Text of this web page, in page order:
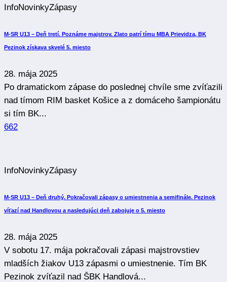
InfoNovinkyZápasy
M-SR U13 – Deň tretí. Poznáme majstrov. Zlato patrí tímu MBA Prievidza, BK
Pezinok získava skvelé 5. miesto
28. mája 2025
Po dramatickom zápase do poslednej chvíle sme zvíťazili
nad tímom RIM basket Košice a z domáceho šampionátu
si tím BK...
662
InfoNovinkyZápasy
M-SR U13 – Deň druhý. Pokračovali zápasy o umiestnenia a semifinále. Pezinok
víťazí nad Handlovou a nasledujúci deň zabojuje o 5. miesto
28. mája 2025
V sobotu 17. mája pokračovali zápasi majstrovstiev
mladších žiakov U13 zápasmi o umiestnenie. Tím BK
Pezinok zvíťazil nad ŠBK Handlová...